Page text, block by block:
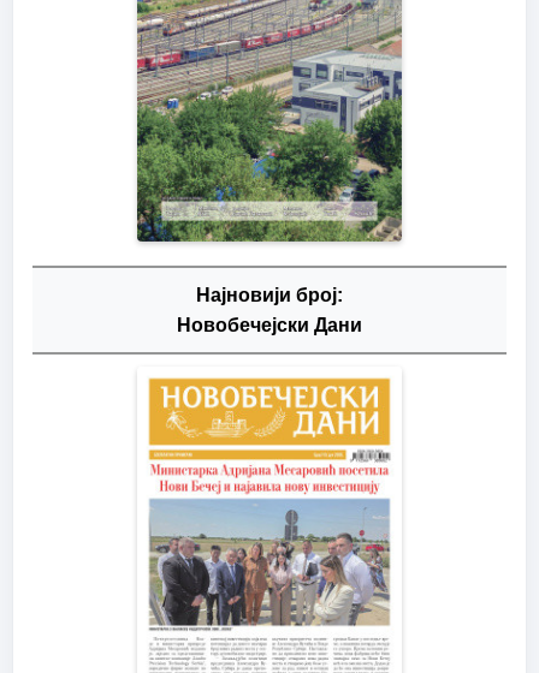
Најновији број:
Новобечејски Дани